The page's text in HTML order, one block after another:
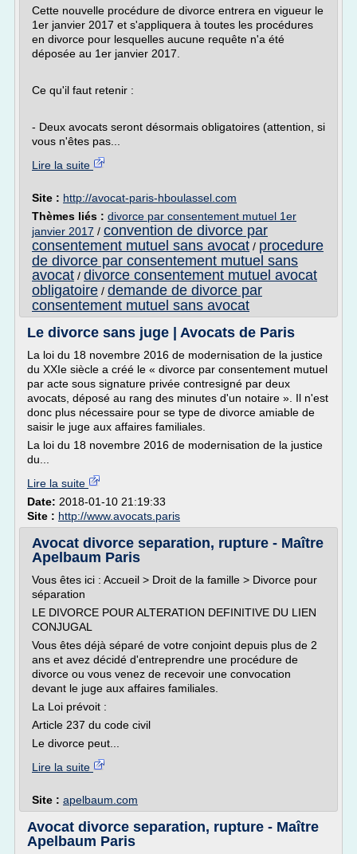
Cette nouvelle procédure de divorce entrera en vigueur le
1er janvier 2017 et s'appliquera à toutes les procédures
en divorce pour lesquelles aucune requête n'a été
déposée au 1er janvier 2017.
Ce qu'il faut retenir :
- Deux avocats seront désormais obligatoires (attention, si
vous n'êtes pas...
Lire la suite
Site : http://avocat-paris-hboulassel.com
Thèmes liés : divorce par consentement mutuel 1er
janvier 2017 / convention de divorce par
consentement mutuel sans avocat / procedure
de divorce par consentement mutuel sans
avocat / divorce consentement mutuel avocat
obligatoire / demande de divorce par
consentement mutuel sans avocat
Le divorce sans juge | Avocats de Paris
La loi du 18 novembre 2016 de modernisation de la justice
du XXIe siècle a créé le « divorce par consentement mutuel
par acte sous signature privée contresigné par deux
avocats, déposé au rang des minutes d'un notaire ». Il n'est
donc plus nécessaire pour se type de divorce amiable de
saisir le juge aux affaires familiales.
La loi du 18 novembre 2016 de modernisation de la justice
du...
Lire la suite
Date: 2018-01-10 21:19:33
Site : http://www.avocats.paris
Avocat divorce separation, rupture - Maître
Apelbaum Paris
Vous êtes ici : Accueil > Droit de la famille > Divorce pour
séparation
LE DIVORCE POUR ALTERATION DEFINITIVE DU LIEN
CONJUGAL
Vous êtes déjà séparé de votre conjoint depuis plus de 2
ans et avez décidé d'entreprendre une procédure de
divorce ou vous venez de recevoir une convocation
devant le juge aux affaires familiales.
La Loi prévoit :
Article 237 du code civil
Le divorce peut...
Lire la suite
Site : apelbaum.com
Avocat divorce separation, rupture - Maître
Apelbaum Paris